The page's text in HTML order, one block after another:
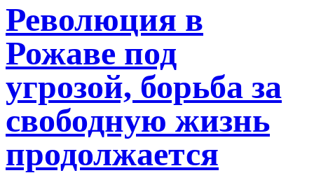
Революция в
Рожаве под
угрозой, борьба за
свободную жизнь
продолжается